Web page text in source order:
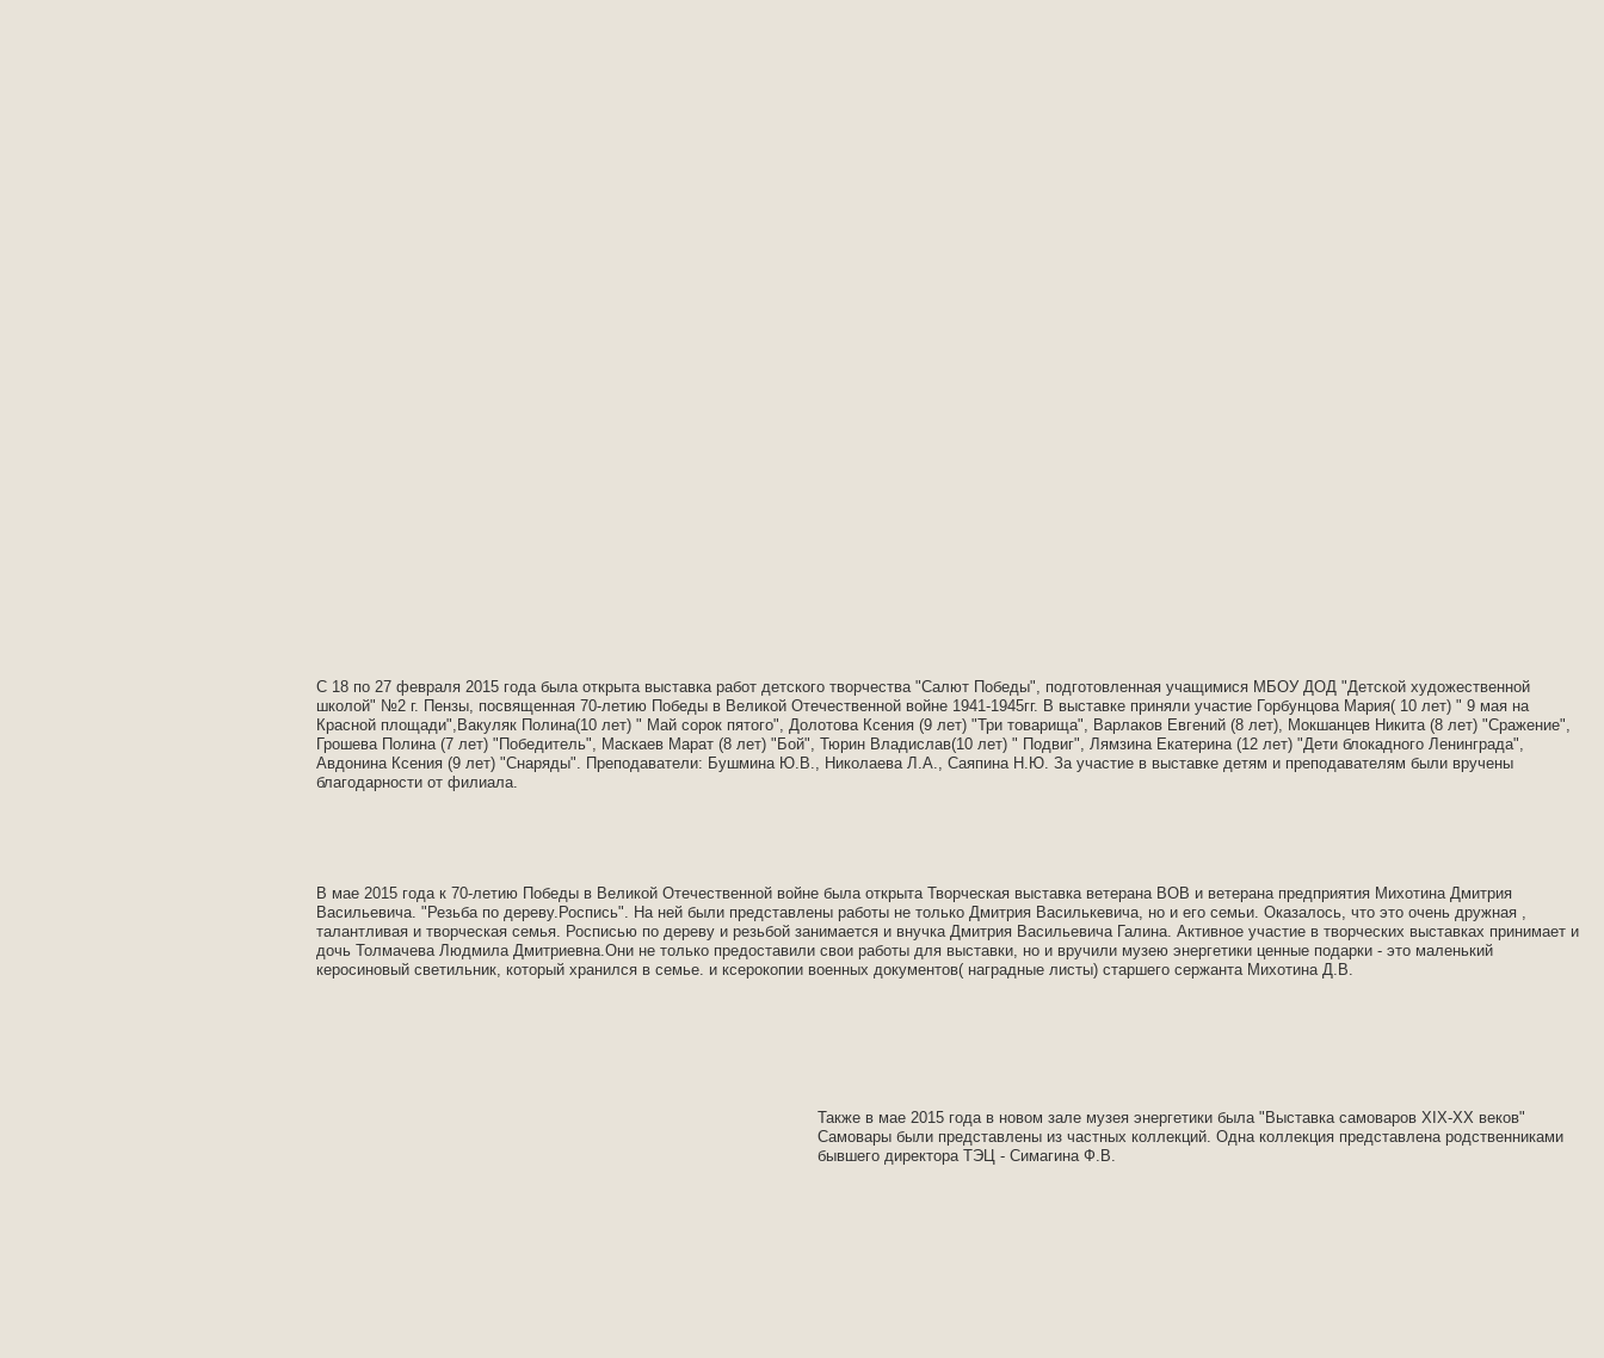
C 18 по 27 февраля 2015 года была открыта выставка работ детского творчества "Салют Победы", подготовленная учащимися МБОУ ДОД "Детской художественной
школой" №2 г. Пензы, посвященная 70-летию Победы в Великой Отечественной войне 1941-1945гг. В выставке приняли участие Горбунцова Мария( 10 лет) " 9 мая на
Красной площади",Вакуляк Полина(10 лет) " Май сорок пятого", Долотова Ксения (9 лет) "Три товарища", Варлаков Евгений (8 лет), Мокшанцев Никита (8 лет) "Сражение",
Грошева Полина (7 лет) "Победитель", Маскаев Марат (8 лет) "Бой", Тюрин Владислав(10 лет) " Подвиг", Лямзина Екатерина (12 лет) "Дети блокадного Ленинграда",
Авдонина Ксения (9 лет) "Снаряды". Преподаватели: Бушмина Ю.В., Николаева Л.А., Саяпина Н.Ю. За участие в выставке детям и преподавателям были вручены
благодарности от филиала.
В мае 2015 года к 70-летию Победы в Великой Отечественной войне была открыта Творческая выставка ветерана ВОВ и ветерана предприятия Михотина Дмитрия
Васильевича. "Резьба по дереву.Роспись". На ней были представлены работы не только Дмитрия Василькевича, но и его семьи. Оказалось, что это очень дружная ,
талантливая и творческая семья. Росписью по дереву и резьбой занимается и внучка Дмитрия Васильевича Галина. Активное участие в творческих выставках принимает и
дочь Толмачева Людмила Дмитриевна.Они не только предоставили свои работы для выставки, но и вручили музею энергетики ценные подарки - это маленький
керосиновый светильник, который хранился в семье. и ксерокопии военных документов( наградные листы) старшего сержанта Михотина Д.В.
Также в мае 2015 года в новом зале музея энергетики была "Выставка самоваров ХIХ-ХХ веков"
Самовары были представлены из частных коллекций. Одна коллекция представлена родственниками
бывшего директора ТЭЦ - Симагина Ф.В.